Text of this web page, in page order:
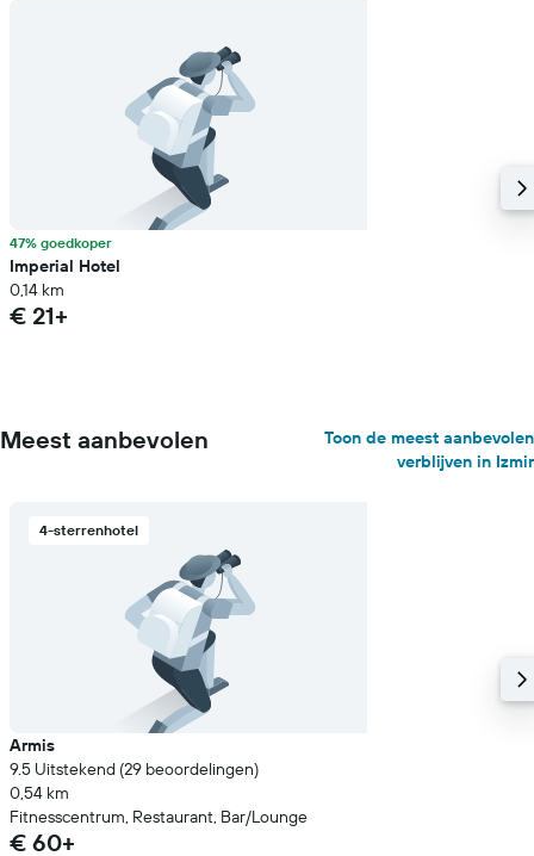
47% goedkoper
Imperial Hotel
0,14 km
€ 21+
Meest aanbevolen
Toon de meest aanbevolen
verblijven in Izmir
4-sterrenhotel
Armis
9.5 Uitstekend (29 beoordelingen)
0,54 km
Fitnesscentrum, Restaurant, Bar/Lounge
€ 60+